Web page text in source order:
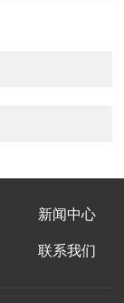
新闻中心
联系我们